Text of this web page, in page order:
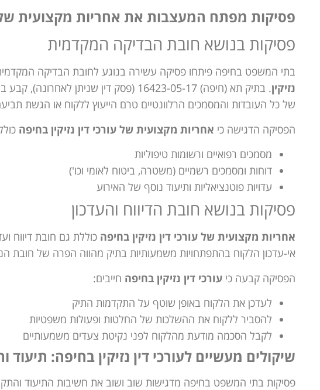
פסיקות מפתח המעצבות את אחריות מקצועית של
פסיקות בנושא חובת הבדיקה המקדמית
בתי המשפט בחיפה פיתחו פסיקה עשירה בנוגע לחובת הבדיקה
נזיקין
. בתיק תא (חיפה) 16423-05-17 (פסק דין
של כל העובדות והמסמכים הרלוונטיים טרם הייעוץ ללקוח או הגשת
הפסיקה הדגישה כי אחריות מקצועית של עורכי דין נזיקין בחיפה
מסמכים רפואיים ורשומות טיפוליות
דוחות ומסמכים רשמיים (משטרה, ביטוח לאומי וכו')
עדויות פוטנציאליות ותיעוד נוסף של האירוע
פסיקות בנושא חובת הדיווח והעדכון
אחריות מקצועית של עורכי דין נזיקין בחיפה
אי-עדכון הלקוח בהתפתחויות משמעותיות בתיק מהווה הפרה של חובת
הפסיקה קבעה כי עורכי דין נזיקין בחיפה חייבים:
לעדכן את הלקוח באופן שוטף על התקדמות התיק
להסביר ללקוח את ההשלכות של החלטות ופעולות משפטיות
לקבל הסכמה מודעת מהלקוח לפני נקיטת צעדים משמעותיים
שיקולים מעשיים לעורכי דין נזיקין בחיפה: תיעוד
פסיקות בתי המשפט בחיפה מדגישות שוב ושוב את חשיבות התיעוד